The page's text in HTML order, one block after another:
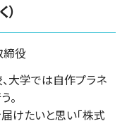
役
大学では自作プラネ
。
けたいと思い「株式